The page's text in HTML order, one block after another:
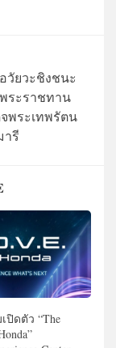
วัยวะชิงชนะ
ระราชทาน
พระเทพรัตน
ารี
ปิดตัว “The